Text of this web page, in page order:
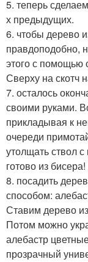
5. теперь
х предыдущих.
6. чтобы дерево
правдоподобно,
этого с помощью
Сверху на скотч
7. осталось
своими руками.
прикладывая к
очереди
утолщать ствол
готово из
8. посадить
способом:
Ставим дерево
Потом можно
алебастр
прозрачный